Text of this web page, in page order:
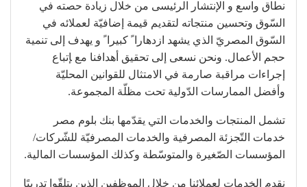
نطاق واسع و الإنتشار الرئيسى من خلال زيادة حصته في
السّوق وتحسين منتجاته لتقديم قيمة إضافيّة لعملائه في
السّوق المصريّ الذي يشهد ازدهاراﹰ كبيراﹰ و يهدف إلى تنمية
حجم الأعمال. ونحن نسعى إلى تحقيق أهدافنا مع ﺈتباع
إجراءات مراقبة صارمة في الامتثال للقوانين المحليّة
وأفضل الممارسات الدّولية تحت مظلّة المجموعة.
تشمل المنتجات والخدمات التي يقدّمها بنك بلوم مصر
خدمات التّجزئة المصرفية والخدمات المصرفيّة للشّركات/
المؤسسات الصّغيرة والمتوسّطة وكذلك المؤسسات المالية.
نقدم الخدمات لعملائنا من خلال الموظفين الذين يتلقّوا تدريبًا